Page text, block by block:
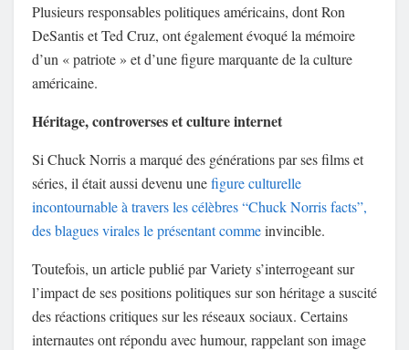
Plusieurs responsables politiques américains, dontRon
DeSantisetTed Cruz, ont également évoqué la mémoire
d’un « patriote » et d’une figure marquante de la culture
américaine.
Héritage, controverses et culture internet
Si Chuck Norris a marqué des générations par ses films et
séries, il était aussi devenu unefigure culturelle
incontournable à travers les célèbres “Chuck Norris facts”,
des blagues virales le présentant commeinvincible.
Toutefois, un article publié parVarietys’interrogeant sur
l’impact de ses positions politiques sur son héritage a suscité
des réactions critiques sur les réseaux sociaux. Certains
internautes ont répondu avec humour, rappelant son image